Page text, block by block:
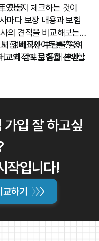
있는지 체크하는 것이
활용
마다 보장 내용과 보험
의 견적을 비교해보는
험 비교사이트를 활용
고 최적의 보험을 선택할
경제적인 부담을 줄여
교와 검토를 통해 본인에
입 잘 하고싶
작입니다!
하기